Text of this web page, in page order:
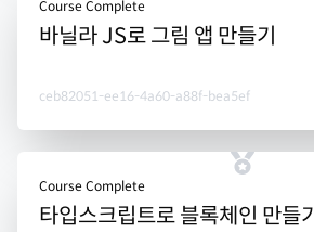
Course Complete
바닐라 JS로 그림 앱 만들기
ceb82051-ee16-4a60-a88f-bea5ef
Course Complete
타입스크립트로 블록체인 만들기